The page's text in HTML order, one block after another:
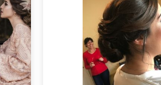
Maquillaje de novia